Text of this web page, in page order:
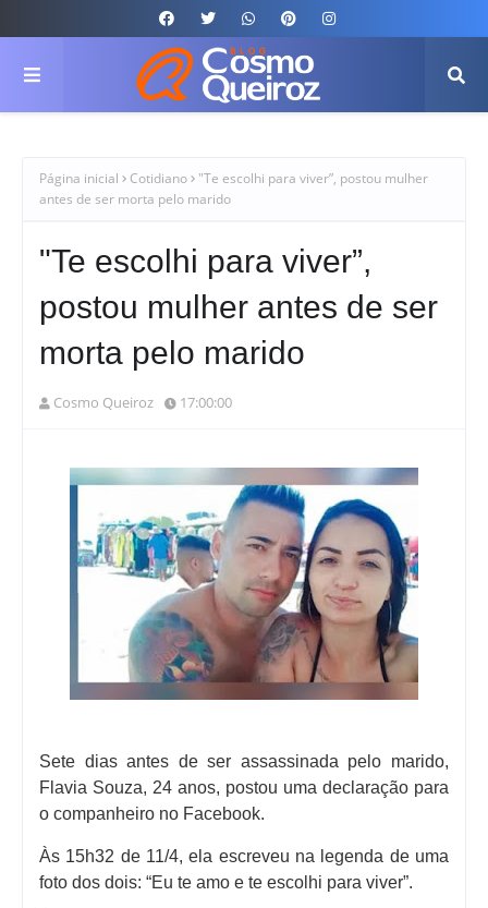
Página inicial Cotidiano
"Te escolhi para viver”, postou mulher
antes de ser morta pelo marido
"Te escolhi para viver”,
postou mulher antes de ser
morta pelo marido
Cosmo Queiroz 17:00:00
Sete dias antes de ser assassinada pelo marido,
Flavia Souza, 24 anos, postou uma declaração para
o companheiro no Facebook.
Às 15h32 de 11/4, ela escreveu na legenda de uma
foto dos dois: “Eu te amo e te escolhi para viver”.